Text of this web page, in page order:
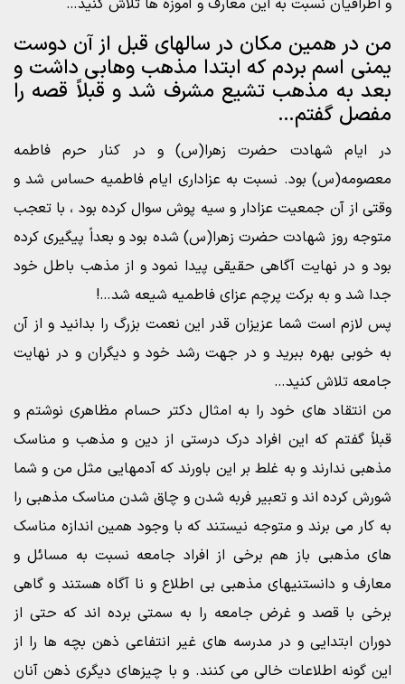
و اطرافیان نسبت به این معارف و آموزه ها تلاش کنید…
من در همین مکان در سالهای قبل از آن دوست
یمنی اسم بردم که ابتدا مذهب وهابی داشت و
بعد به مذهب تشیع مشرف شد و قبلاً قصه را
مفصل گفتم…
در ایام شهادت حضرت زهرا(س) و در کنار حرم فاطمه
معصومه(س) بود. نسبت به عزاداری ایام فاطمیه حساس شد و
وقتی از آن جمعیت عزادار و سیه پوش سوال کرده بود ، با تعجب
متوجه روز شهادت حضرت زهرا(س) شده بود و بعداً پیگیری کرده
بود و در نهایت آگاهی حقیقی پیدا نمود و از مذهب باطل خود
جدا شد و به برکت پرچم عزای فاطمیه شیعه شد…!
پس لازم است شما عزیزان قدر این نعمت بزرگ را بدانید و از آن
به خوبی بهره ببرید و در جهت رشد خود و دیگران و در نهایت
جامعه تلاش کنید…
من انتقاد های خود را به امثال دکتر حسام مظاهری نوشتم و
قبلاً گفتم که این افراد درک درستی از دین و مذهب و مناسک
مذهبی ندارند و به غلط بر این باورند که آدمهایی مثل من و شما
شورش کرده اند و تعبیر فربه شدن و چاق شدن مناسک مذهبی را
به کار می برند و متوجه نیستند که با وجود همین اندازه مناسک
های مذهبی باز هم برخی از افراد جامعه نسبت به مسائل و
معارف و دانستنیهای مذهبی بی اطلاع و نا آگاه هستند و گاهی
برخی با قصد و غرض جامعه را به سمتی برده اند که حتی از
دوران ابتدایی و در مدرسه های غیر انتفاعی ذهن بچه ها را از
این گونه اطلاعات خالی می کنند. و با چیزهای دیگری ذهن آنان